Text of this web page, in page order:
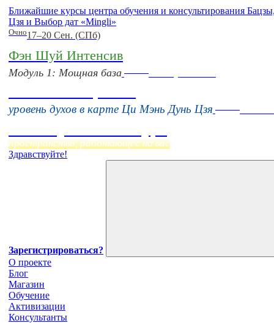
Ближайшие курсы центра обучения и консультирования
Цзя и Выбор дат «Mingli»
Очно17–20 Сен. (СПб)
Фэн Шуй Интенсив
Модуль 1: Мощная база
уровень духов в карте Ци Мэнь Дунь Цзя
пространство, работающее на вас
Здравствуйте!
Зарегистрироваться?
О проекте
Блог
Магазин
Обучение
Активизации
Консультанты